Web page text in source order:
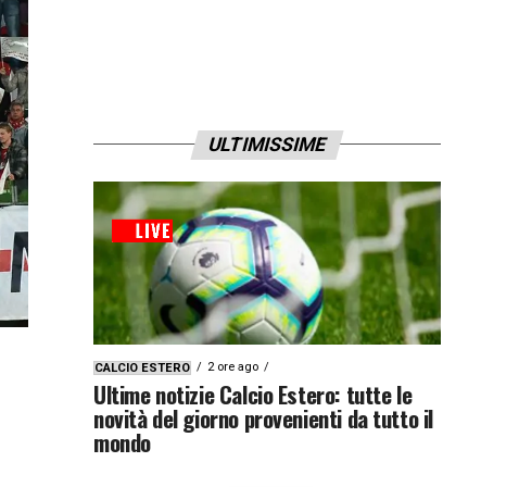
ULTIMISSIME
CALCIO ESTERO 2 ore ago
Ultime notizie Calcio Estero: tutte le
novità del giorno provenienti da tutto il
mondo